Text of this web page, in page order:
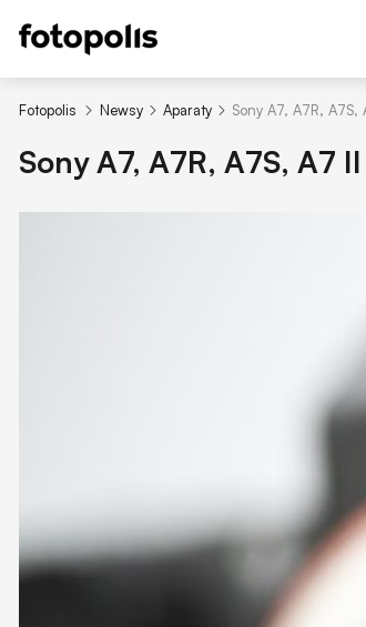
Fotopolis Newsy Aparaty Sony A7, A7R,
Sony A7, A7R, A7S, A7